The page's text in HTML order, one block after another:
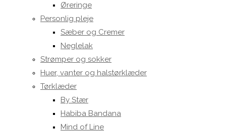
Øreringe
Personlig pleje
Sæber og Cremer
Neglelak
Strømper og sokker
Huer, vanter og halstørklæder
Tørklæder
By Stær
Habiba Bandana
Mind of Line